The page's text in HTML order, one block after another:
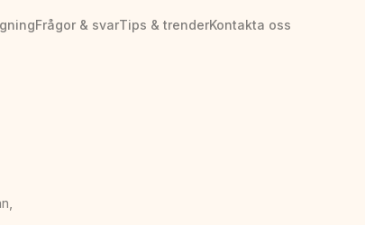
Frågor & svarTips & trenderKontakta oss